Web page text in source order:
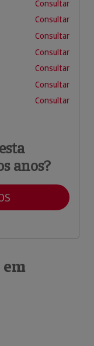
Consultar
Consultar
Consultar
Consultar
Consultar
Consultar
Consultar
anos?